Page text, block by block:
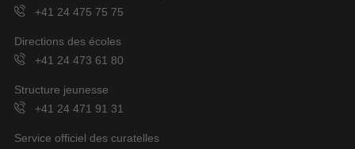
+41 24 475 75 75
Directions des écoles
+41 24 473 61 80
Structure jeunesse
+41 24 471 91 31
Service officiel des curatelles